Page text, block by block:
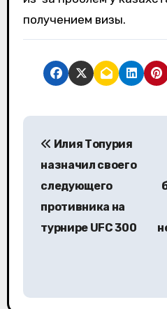
получением визы.
Н
ц
Илия Топурия
назначил своего
следующего
противника на
турнире UFC 300